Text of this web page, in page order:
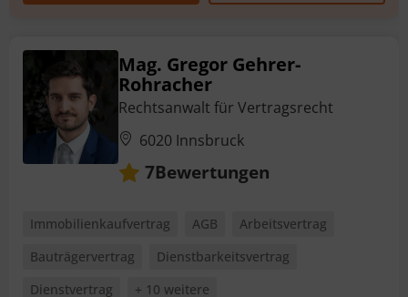
Mag. Gregor Gehrer-
Rohracher
Rechtsanwalt für Vertragsrecht
6020 Innsbruck
7Bewertungen
Immobilienkaufvertrag AGB
Arbeitsvertrag
Bauträgervertrag
Dienstbarkeitsvertrag
Dienstvertrag
+ 10 weitere